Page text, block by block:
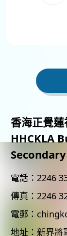
香海正覺
HHCKLA
電話： 2246
傳真： 2246
電郵：
地址： 新界將